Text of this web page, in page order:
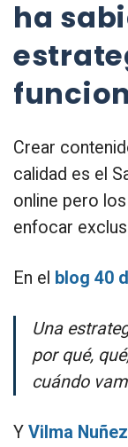
ha
Crear
calidad es el
online pero
enfocar
En el blog 40
Una
por qué,
cuándo
Y Vilma Nuñez